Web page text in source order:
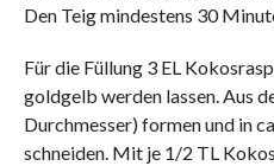
Den Teig mindestens 30
Für die Füllung 3 EL
goldgelb werden lassen. Aus
Durchmesser) formen und in
schneiden. Mit je 1/2 TL